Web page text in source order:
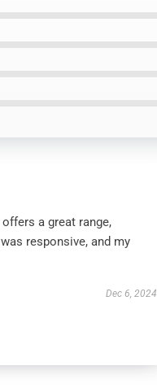
a great range,
responsive, and my
Dec 6, 2024